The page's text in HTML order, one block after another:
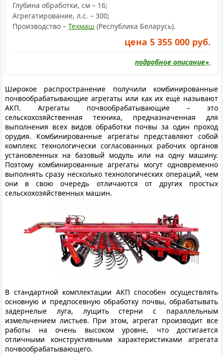
Глубина обработки, см – 16;
Агрегатирование, л.с. – 300;
Производство – Техмаш (Республика Беларусь).
цена 5 355 000 руб.
подробное описание
Широкое распространение получили комбинированные
почвообрабатывающие агрегаты или как их ещё называют
АКП. Агрегаты почвообрабатывающие – это
сельскохозяйственная техника, предназначенная для
выполнения всех видов обработки почвы за один проход
орудия. Комбинированные агрегаты представляют собой
комплекс технологически согласованных рабочих органов
установленных на базовый модуль или на одну машину.
Поэтому комбинированные агрегаты могут одновременно
выполнять сразу несколько технологических операций, чем
они в свою очередь отличаются от других простых
сельскохозяйственных машин.
В стандартной комплектации АКП способен осуществлять
основную и предпосевную обработку почвы, обрабатывать
задернелые луга, лущить стерни с параллельным
измельчением листьев. При этом, агрегат производит все
работы на очень высоком уровне, что достигается
отличными конструктивными характеристиками агрегата
почвообрабатывающего.